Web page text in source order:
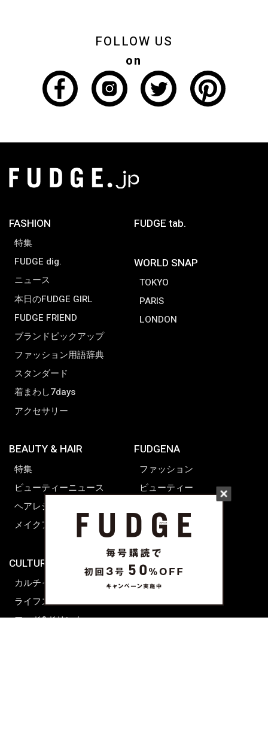
FOLLOW US
on
FASHION
特集
FUDGE dig.
ニュース
本日のFUDGE GIRL
FUDGE FRIEND
ブランドピックアップ
ファッション用語辞典
スタンダード
着まわし7days
アクセサリー
FUDGE tab.
WORLD SNAP
TOKYO
PARIS
LONDON
BEAUTY & HAIR
特集
ビューティーニュース
ヘアレシピ ストーリーズ
メイクアップティップス
CULTURE & LIFE
カルチャー
ライフスタイル
フード&ドリンク
FUDGENA
ファッション
ビューティー
ライフスタイル